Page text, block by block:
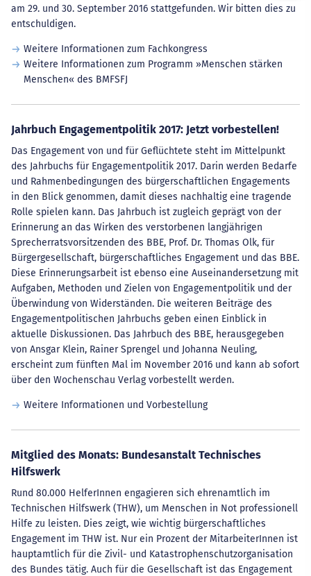
am 29. und 30. September 2016 stattgefunden. Wir bitten dies zu
entschuldigen.
Weitere Informationen zum Fachkongress
Weitere Informationen zum Programm »Menschen stärken
Menschen« des BMFSFJ
Jahrbuch Engagementpolitik 2017: Jetzt vorbestellen!
Das Engagement von und für Geflüchtete steht im Mittelpunkt
des Jahrbuchs für Engagementpolitik 2017. Darin werden Bedarfe
und Rahmenbedingungen des bürgerschaftlichen Engagements
in den Blick genommen, damit dieses nachhaltig eine tragende
Rolle spielen kann. Das Jahrbuch ist zugleich geprägt von der
Erinnerung an das Wirken des verstorbenen langjährigen
Sprecherratsvorsitzenden des BBE, Prof. Dr. Thomas Olk, für
Bürgergesellschaft, bürgerschaftliches Engagement und das BBE.
Diese Erinnerungsarbeit ist ebenso eine Auseinandersetzung mit
Aufgaben, Methoden und Zielen von Engagementpolitik und der
Überwindung von Widerständen. Die weiteren Beiträge des
Engagementpolitischen Jahrbuchs geben einen Einblick in
aktuelle Diskussionen. Das Jahrbuch des BBE, herausgegeben
von Ansgar Klein, Rainer Sprengel und Johanna Neuling,
erscheint zum fünften Mal im November 2016 und kann ab sofort
über den Wochenschau Verlag vorbestellt werden.
Weitere Informationen und Vorbestellung
Mitglied des Monats: Bundesanstalt Technisches
Hilfswerk
Rund 80.000 HelferInnen engagieren sich ehrenamtlich im
Technischen Hilfswerk (THW), um Menschen in Not professionell
Hilfe zu leisten. Dies zeigt, wie wichtig bürgerschaftliches
Engagement im THW ist. Nur ein Prozent der MitarbeiterInnen ist
hauptamtlich für die Zivil- und Katastrophenschutzorganisation
des Bundes tätig. Auch für die Gesellschaft ist das Engagement